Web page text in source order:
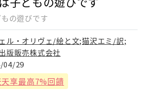
の遊びです
ル・オリヴェ/絵と文;猫沢エミ/訳;
版販売株式会社
04/29
天享最高7%回饋